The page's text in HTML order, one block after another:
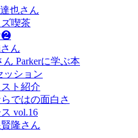
也さん
喫茶
❷
ん
Parkerに学ぶ本
ション
ト紹介
ではの面白さ
vol.16
隆さん